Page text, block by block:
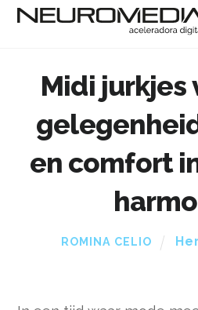
Midi jurkjes
en comfort
ROMINA CELIO